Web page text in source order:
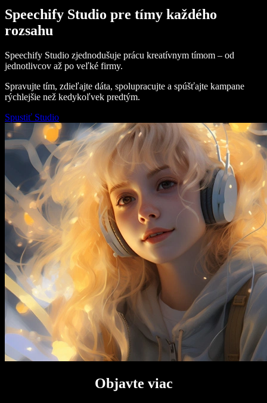
Speechify Studio pre tímy každého
rozsahu
Speechify Studio zjednodušuje prácu kreatívnym tímom – od
jednotlivcov až po veľké firmy.
Spravujte tím, zdieľajte dáta, spolupracujte a spúšťajte kampane
rýchlejšie než kedykoľvek predtým.
Spustiť Studio
Objavte viac